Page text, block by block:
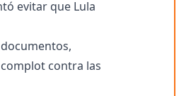
evitar que Lula
contra las